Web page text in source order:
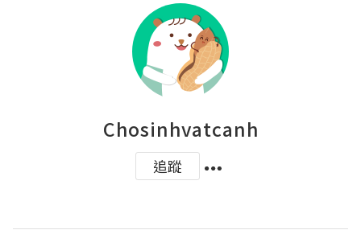
Chosinhvatcanh
追蹤